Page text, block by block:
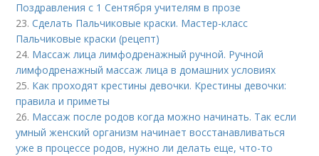
Поздравления с 1 Сентября учителям в прозе
23.Сделать Пальчиковые краски. Мастер-класс
Пальчиковые краски (рецепт)
24. Массаж лица лимфодренажный ручной. Ручной
лимфодренажный массаж лица в домашних условиях
25. Как проходят крестины девочки. Крестины девочки:
правила и приметы
26. Массаж после родов когда можно начинать. Так если
умный женский организм начинает восстанавливаться
уже в процессе родов, нужно ли делать еще, что-то